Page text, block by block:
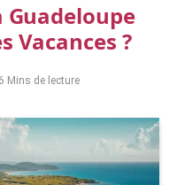
Guadeloupe
Vacances ?
6 Mins de lecture